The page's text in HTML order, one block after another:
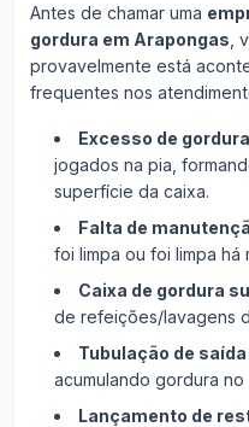
Antes de chamar uma
gordura em Arapongas ,
provavelmente está
frequentes nos
Excesso de
jogados na pia,
superfície da caixa.
Falta de
foi limpa ou foi limpa há
Caixa de gordura
de refeições/lavagens
Tubulação de
acumulando gordura
Lançamento de